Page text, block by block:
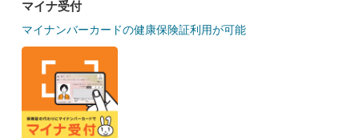
マイナ受付
マイナンバーカードの健康保険証利用が可能